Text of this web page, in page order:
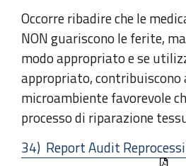
Occorre ribadire che le
NON guariscono le ferite,
modo appropriato e se
appropriato, contribuiscono
microambiente favorevole
processo di riparazione
34) Report Audit